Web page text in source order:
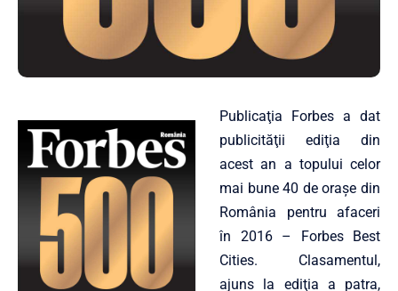
Publicaţia Forbes a dat
publicităţii ediţia din
acest an a topului celor
mai bune 40 de oraşe din
România pentru afaceri
în 2016 – Forbes Best
Cities. Clasamentul,
ajuns la ediţia a patra,